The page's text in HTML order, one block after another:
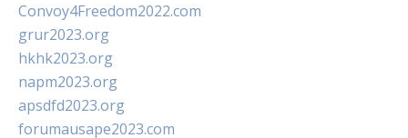
Convoy4Freedom2022.com
grur2023.org
hkhk2023.org
napm2023.org
apsdfd2023.org
forumausape2023.com